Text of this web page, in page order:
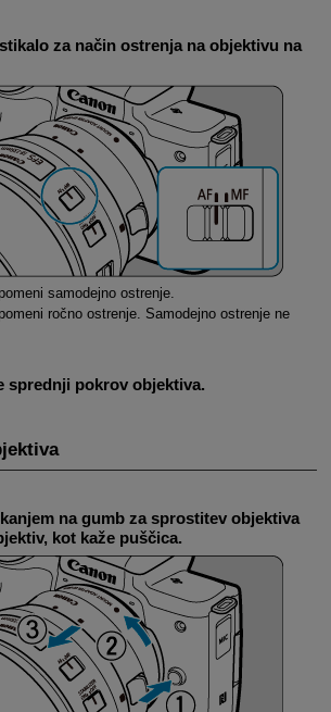
za način ostrenja na objektivu na
pomeni samodejno ostrenje.
pomeni ročno ostrenje. Samodejno ostrenje ne
sprednji pokrov objektiva.
na gumb za sprostitev objektiva
kot kaže puščica.